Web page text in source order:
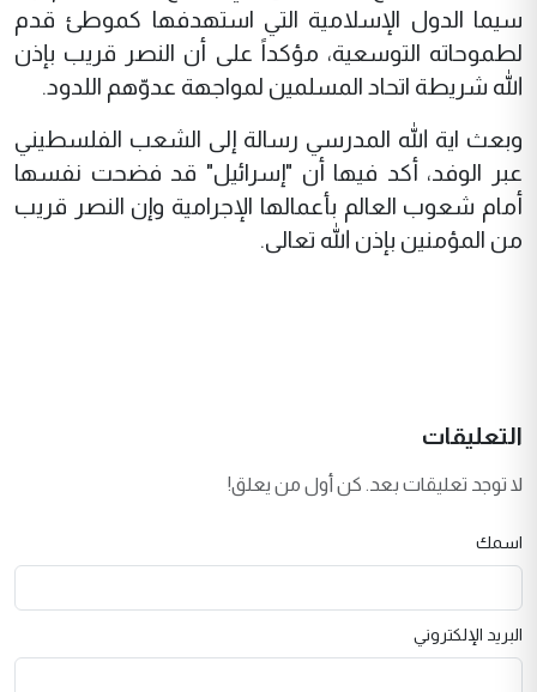
سيما الدول الإسلامية التي استهدفها كموطئ قدم
لطموحاته التوسعية، مؤكداً على أن النصر قريب بإذن
الله شريطة اتحاد المسلمين لمواجهة عدوّهم اللدود.
وبعث اية الله المدرسي رسالة إلى الشعب الفلسطيني
عبر الوفد، أكد فيها أن "إسرائيل" قد فضحت نفسها
أمام شعوب العالم بأعمالها الإجرامية وإن النصر قريب
من المؤمنين بإذن الله تعالى.
التعليقات
لا توجد تعليقات بعد. كن أول من يعلق!
اسمك
البريد الإلكتروني